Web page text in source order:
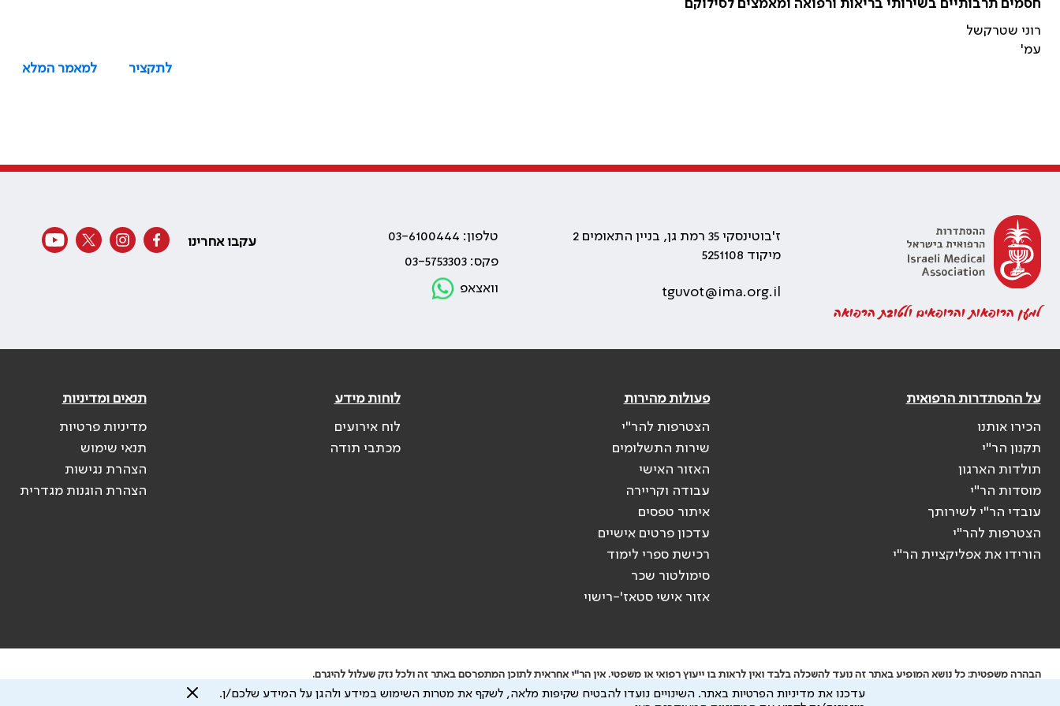
חסמים תרבותיים בשירותי בריאות ורפואה ומאמצים לסילוקם
רוני שטרקשל
עמ'
לתקציר
למאמר המלא
למען הרופאות והרופאים ולטובת הרפואה
ז'בוטינסקי 35 רמת גן, בניין התאומים 2
מיקוד 5251108
tguvot@ima.org.il
טלפון: 03-6100444
פקס: 03-5753303
וואצאפ
עקבו אחרינו
על ההסתדרות הרפואית
הכירו אותנו
תקנון הר"י
תולדות הארגון
מוסדות הר"י
עובדי הר"י לשירותך
הצטרפות להר"י
הורידו את אפליקציית הר"י
פעולות מהירות
הצטרפות להר"י
שירות התשלומים
האזור האישי
עבודה וקריירה
איתור טפסים
עדכון פרטים אישיים
רכישת ספרי לימוד
סימולטור שכר
אזור אישי סטאז'-רישוי
לוחות מידע
לוח אירועים
מכתבי תודה
תנאים ומדיניות
מדיניות פרטיות
תנאי שימוש
הצהרת נגישות
הצהרת הוגנות מגדרית
הבהרה משפטית: כל נושא המופיע באתר זה נועד להשכלה בלבד ואין לראות בו ייעוץ רפואי או משפטי. אין הר"י אחראית לתוכן המתפרסם באתר זה ולכל נזק שעלול להיגרם.
ידוע לי שהר"י אוספת ושומרת מידע אישי לצורך מתן השרות וכי חלק ממנו עשוי להיות מועבר לצדדים שלישיים, הכל בכפוף למדיניות הפרטיותול תנאי השימוש עדכנו את מדיניות הפרטיות באתר. השינויים נועדו להבטיח שקיפות מלאה, לשקף את מטרות השימוש במידע ולהגן על המידע שלכם/ן.